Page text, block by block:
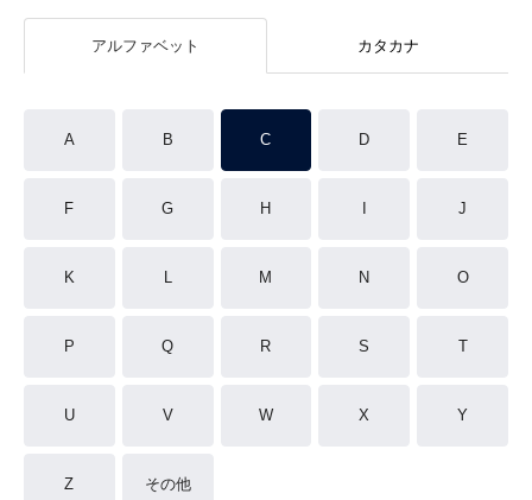
アルファベット カタカナ
A B C D E
F G H J
K L M N O
P Q R S T
U V W X Y
Z その他